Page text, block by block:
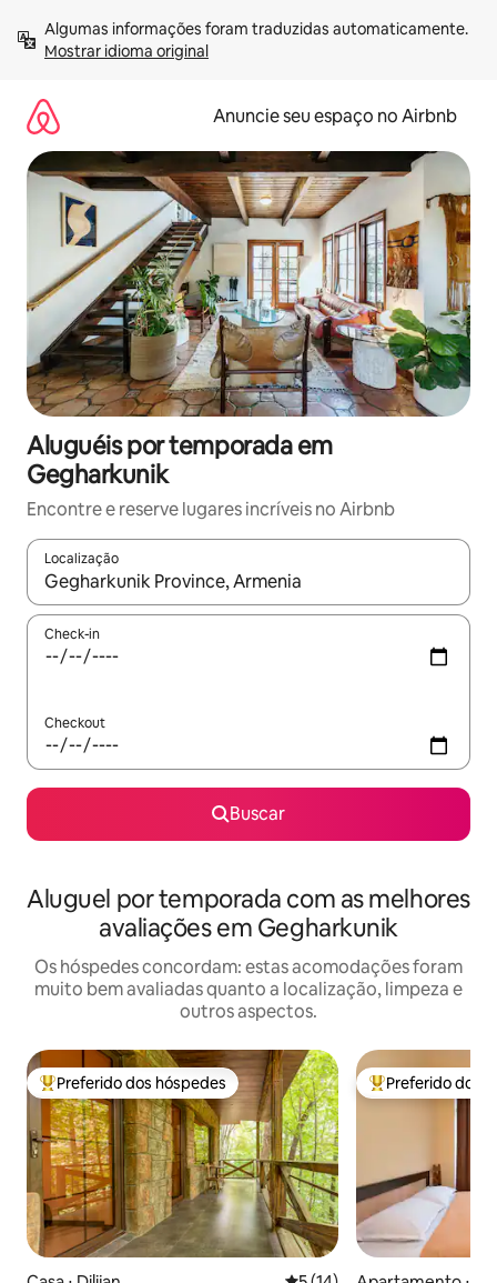
para
Mostrar idioma original
Anuncie seu espaço no Airbnb
Aluguéis por temporada em
Gegharkunik
Encontre e reserve lugares incríveis no Airbnb
Localização
Quando os resultados estiverem disponíveis, explore-os
Check-in
Checkout
Buscar
Aluguel por temporada com as melhores
avaliações em Gegharkunik
Os hóspedes concordam: estas acomodações foram
muito bem avaliadas quanto a localização, limpeza e
outros aspectos.
Entre os melhores preferidos dos hóspedes
Preferido dos hóspedes Entre os
Preferido dos